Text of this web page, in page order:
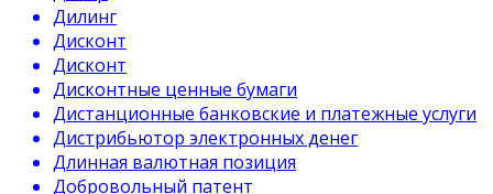
Дилинг
Дисконт
Дисконт
Дисконтные ценные бумаги
Дистанционные банковские и платежные услуги
Дистрибьютор электронных денег
Длинная валютная позиция
Добровольный патент